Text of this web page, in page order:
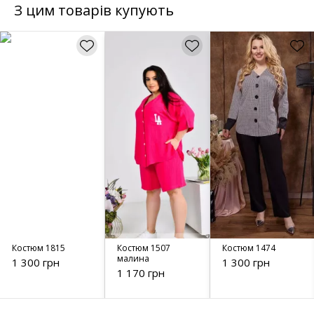
З цим товарів купують
Костюм 1815
1 300 грн
Костюм 1507
малина
1 170 грн
Костюм 1474
1 300 грн